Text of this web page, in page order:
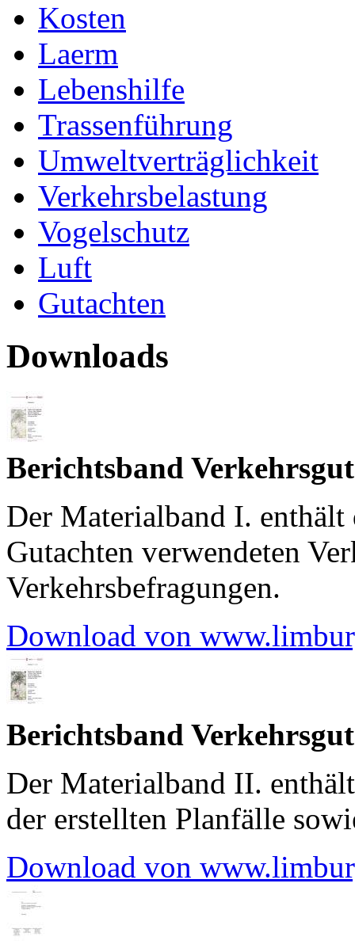
Kosten
Laerm
Lebenshilfe
Trassenführung
Umweltverträglichkeit
Verkehrsbelastung
Vogelschutz
Luft
Gutachten
Downloads
Berichtsband
Der Materialband I.
Gutachten verwendeten
Verkehrsbefragungen.
Download von
Berichtsband
Der Materialband II.
der erstellten Planfälle
Download von